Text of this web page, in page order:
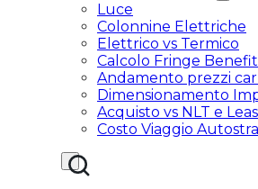
Luce
Colonnine Elettriche
Elettrico vs Termico
Calcolo Fringe
Andamento prezzi
Dimensionamento
Acquisto vs NLT e
Costo Viaggio